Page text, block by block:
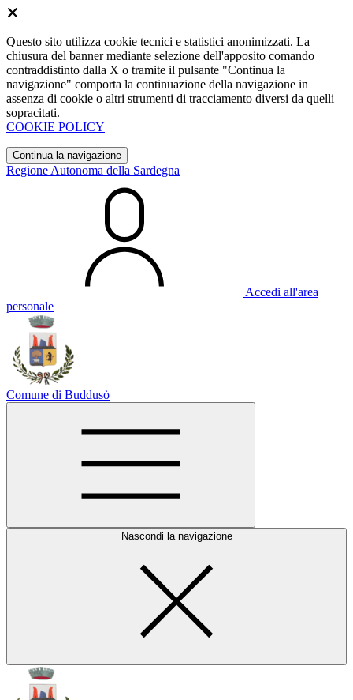
Questo sito utilizza cookie tecnici e statistici anonimizzati. La
chiusura del banner mediante selezione dell'apposito comando
contraddistinto dalla X o tramite il pulsante "Continua la
navigazione" comporta la continuazione della navigazione in
assenza di cookie o altri strumenti di tracciamento diversi da quelli
sopracitati.
COOKIE POLICY
Continua la navigazione
Regione Autonoma della Sardegna
Accedi all'area
personale
Comune di Buddusò
Nascondi la navigazione